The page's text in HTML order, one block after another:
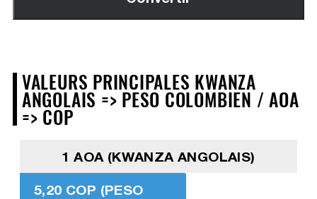
VALEURS PRINCIPALES KWANZA
ANGOLAIS => PESO COLOMBIEN / AOA
=> COP
1 AOA (KWANZA ANGOLAIS)
5,20 COP (PESO